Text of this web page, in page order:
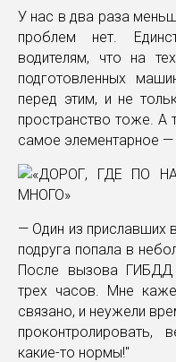
У нас в два раза
проблем нет.
водителям, что на
подготовленных
перед этим, и не
пространство тоже. А
самое элементарное —
— Один из приславших
подруга попала в
После вызова
трех часов. Мне
связано, и неужели
какие-то нормы!"